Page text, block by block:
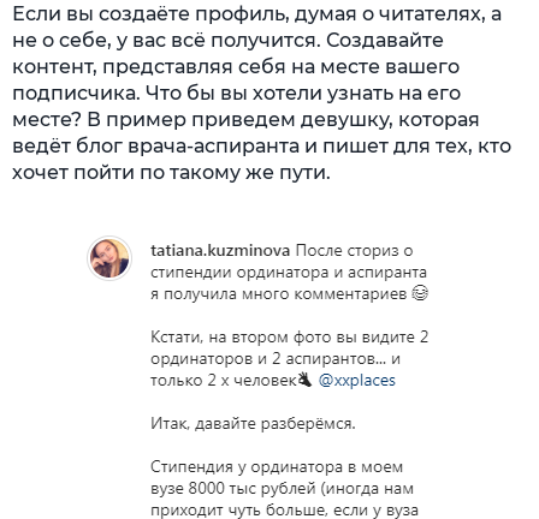
Если вы создаёте профиль, думая о читателях, а
не о себе, у вас всё получится. Создавайте
контент, представляя себя на месте вашего
подписчика. Что бы вы хотели узнать на его
месте? В пример приведем девушку, которая
ведёт блог врача-аспиранта и пишет для тех, кто
хочет пойти по такому же пути.